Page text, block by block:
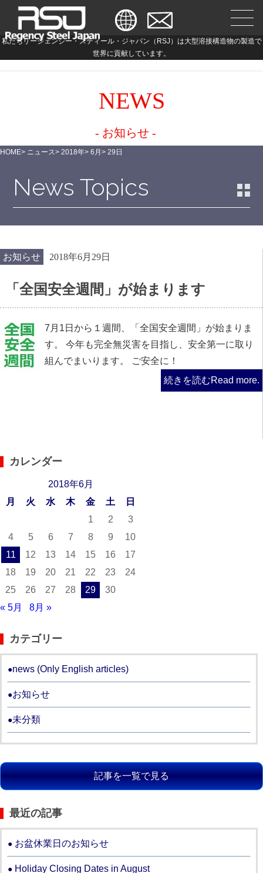
私たちリージェンシー・スティール・ジャパン（RSJ）は大型溶接構造物の製造で
世界に貢献しています。
NEWS
- お知らせ -
HOME> ニュース> 2018年> 6月 > 29日
News Topics
お知らせ 2018年6月29日
「全国安全週間」が始まります
7月1日から１週間、「全国安全週間」が始まりま
す。 今年も完全無災害を目指し、安全第一に取り
組んでまいります。 ご安全に！
続きを読むRead more.
カレンダー
2018年6月
月
火 水 木 金 土
日
1
2
3
4
5 6 7 8 9
10
11
12 13 14 15 16
17
18
19 20 21 22 23
24
25
26 27 28 29
30
« 5月
8月 »
カテゴリー
news (Only English articles)
お知らせ
未分類
記事を一覧で見る
最近の記事
お盆休業日のお知らせ
Holiday Closing Dates in August